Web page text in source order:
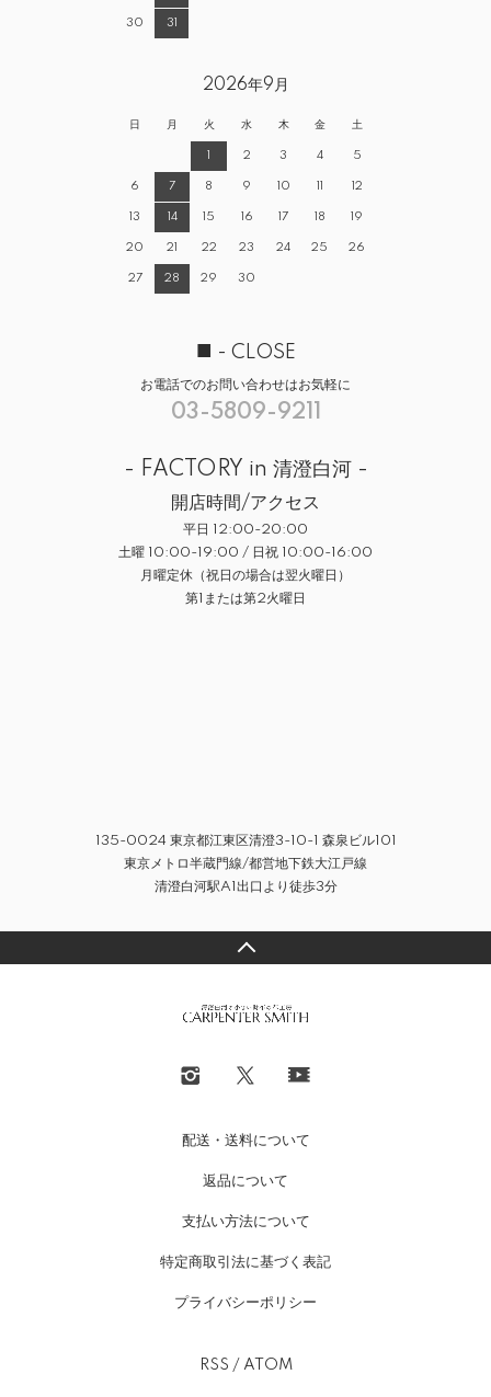
30 31
2026年9月
日 月 火 水 木 金 土
1 2 3 4 5
6 7 8 9 10 11 12
13 14 15 16 17 18 19
20 21 22 23 24 25 26
27 28 29 30
■ - CLOSE
お電話でのお問い合わせはお気軽に
03-5809-9211
- FACTORY in 清澄白河 -
開店時間/アクセス
平日 12:00-20:00
土曜 10:00-19:00 / 日祝 10:00-16:00
月曜定休（祝日の場合は翌火曜日）
第1または第2火曜日
135-0024 東京都江東区清澄3-10-1 森泉ビル101
東京メトロ半蔵門線/都営地下鉄大江戸線
清澄白河駅A1出口より徒歩3分
配送・送料について
返品について
支払い方法について
特定商取引法に基づく表記
プライバシーポリシー
RSS / ATOM